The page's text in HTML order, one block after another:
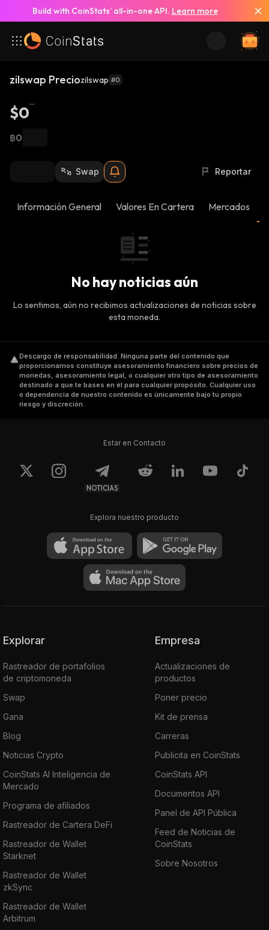
Build with CoinStats’ all-in-one API. Learn more
zilswap Preciozilswap #0
$0
฿0
Swap Reportar
Información General Valores En Cartera Mercados
No hay noticias aún
Lo sentimos, aún no recibimos actualizaciones de noticias sobre
esta moneda.
Descargo de responsabilidad. Ninguna parte del contenido que
proporcionamos constituye asesoramiento financiero sobre precios de
monedas, asesoramiento legal, o cualquier otro tipo de asesoramiento
destinado a que te bases en él para cualquier propósito. Cualquier uso
o dependencia de nuestro contenido es únicamente bajo tu propio
riesgo y discreción.
Estar en Contacto
NOTICIAS
Explora nuestro producto
Explorar
Rastreador de portafolios
de criptomoneda
Swap
Gana
Blog
Noticias Crypto
CoinStats AI Inteligencia de
Mercado
Programa de afiliados
Rastreador de Cartera DeFi
Rastreador de Wallet
Starknet
Rastreador de Wallet
zkSync
Rastreador de Wallet
Arbitrum
Empresa
Actualizaciones de
productos
Poner precio
Kit de prensa
Carreras
Publicita en CoinStats
CoinStats API
Documentos API
Panel de API Pública
Feed de Noticias de
CoinStats
Sobre Nosotros